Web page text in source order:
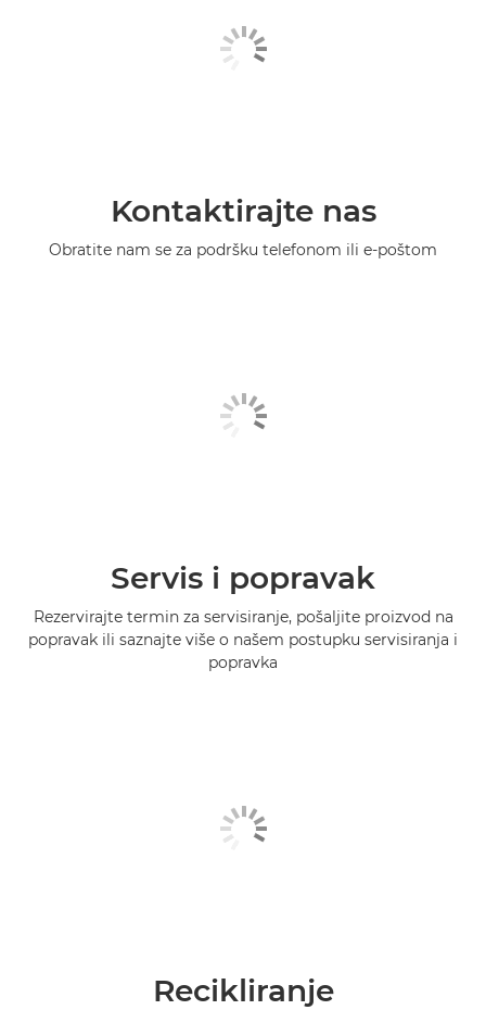
Kontaktirajte nas
Obratite nam se za podršku telefonom ili e-poštom
Servis i popravak
Rezervirajte termin za servisiranje, pošaljite proizvod na
popravak ili saznajte više o našem postupku servisiranja i
popravka
Recikliranje